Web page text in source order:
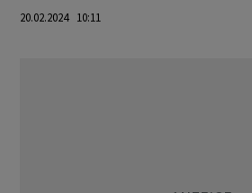
20.02.2024 10:11